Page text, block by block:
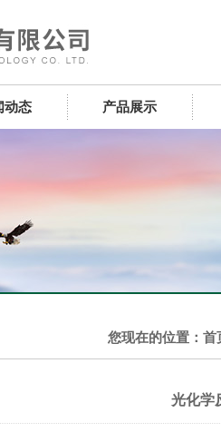
动态 产品展示
您现在的位置： 首
光化学